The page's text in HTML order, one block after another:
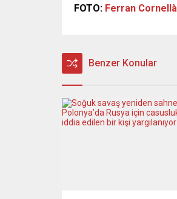
FOTO: Ferran Cornellà
Benzer Konular